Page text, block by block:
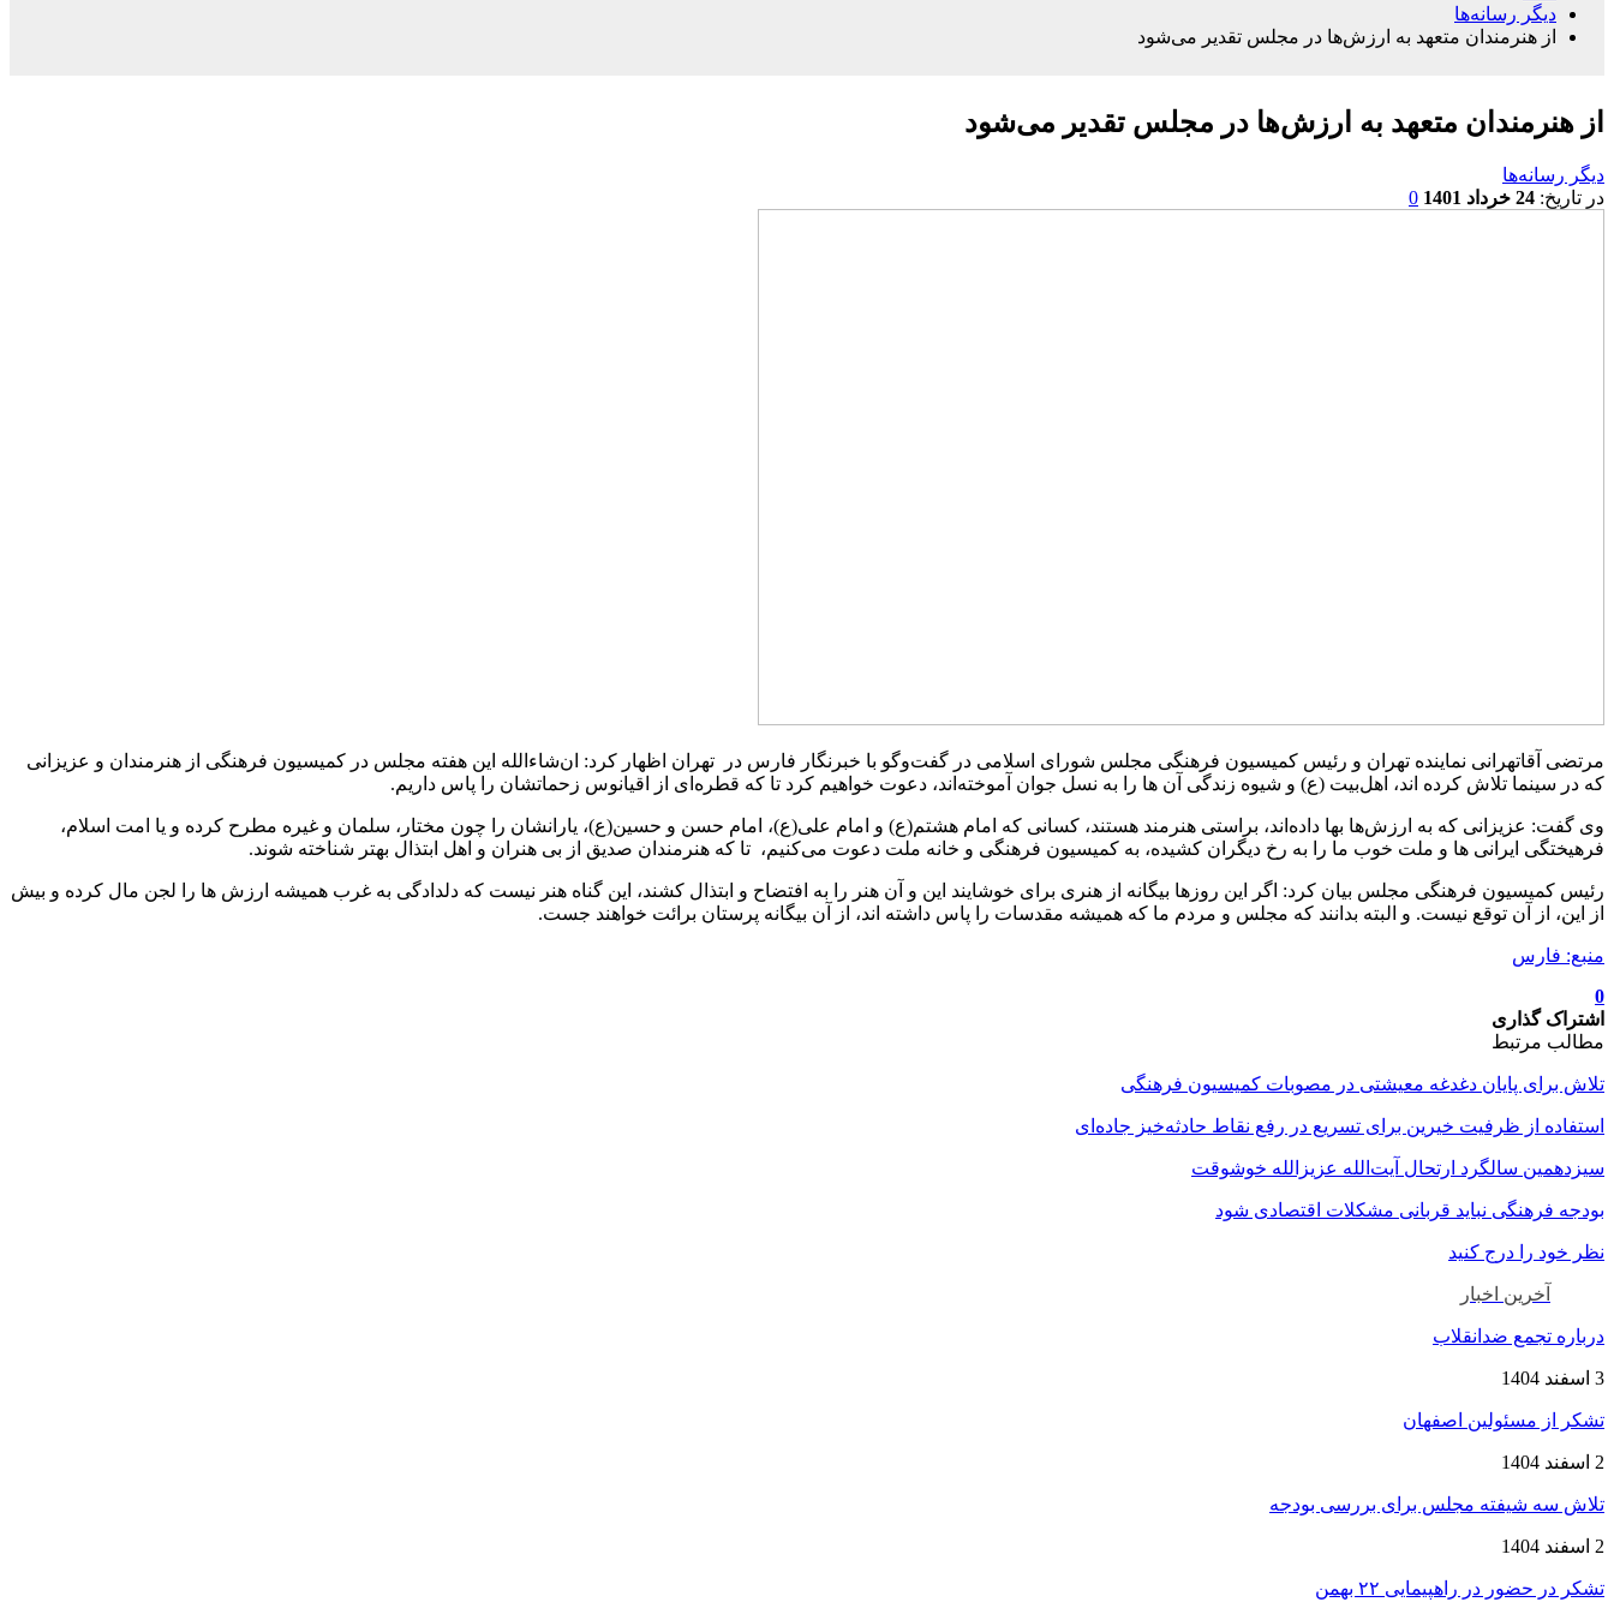
دیگر رسانه‌‌ها
از هنرمندان متعهد به ارزش‌ها در مجلس تقدیر می‌شود
از هنرمندان متعهد به ارزش‌ها در مجلس تقدیر می‌شود
دیگر رسانه‌‌ها
در تاریخ: 24 خرداد 1401 0
مرتضی آقاتهرانی نماینده تهران و رئیس کمیسیون فرهنگی مجلس شورای اسلامی در گفت‌وگو با خبرنگار فارس در تهران اظهار کرد: ان‌شاءالله این هفته مجلس در کمیسیون فرهنگی از هنرمندان و عزیزانی
که در سینما تلاش کرده اند، اهل‌بیت (ع) و شیوه زندگی آن ها را به نسل جوان آموخته‌اند، دعوت خواهیم کرد تا که قطره‌ای از اقیانوس زحماتشان را پاس داریم.
وی گفت: عزیزانی که به ارزش‌ها بها داده‌اند، براستی هنرمند هستند، کسانی که امام هشتم(ع) و امام علی(ع)، امام حسن و حسین(ع)، یارانشان را چون مختار، سلمان و غیره مطرح کرده و یا امت اسلام،
فرهیختگی ایرانی ها و ملت خوب ما را به رخ دیگران کشیده، به کمیسیون فرهنگی و خانه ملت دعوت می‌کنیم، تا که هنرمندان صدیق از بی هنران و اهل ابتذال بهتر شناخته شوند.
رئیس کمیسیون فرهنگی مجلس بیان کرد: اگر این روزها بیگانه از هنری برای خوشایند این و آن هنر را به افتضاح و ابتذال کشند، این گناه هنر نیست که دلدادگی به غرب همیشه ارزش ها را لجن مال کرده و بیش
از این، از آن توقع نیست. و البته بدانند که مجلس و مردم ما که همیشه مقدسات را پاس داشته اند، از آن بیگانه پرستان برائت خواهند جست.
منبع: فارس
0
اشتراک گذاری
مطالب مرتبط
تلاش برای پایان دغدغه معیشتی در مصوبات کمیسیون فرهنگی
استفاده از ظرفیت خیرین برای تسریع در رفع نقاط حادثه‌خیز جاده‌ای
سیزدهمین سالگرد ارتحال آیت‌الله عزیزالله خوشوقت
بودجه فرهنگی نباید قربانی مشکلات اقتصادی شود
نظر خود را درج کنید
آخرین اخبار
درباره تجمع ضدانقلاب
3 اسفند 1404
تشکر از مسئولین اصفهان
2 اسفند 1404
تلاش سه شیفته مجلس برای بررسی بودجه
2 اسفند 1404
تشکر در حضور در راهپیمایی ۲۲ بهمن